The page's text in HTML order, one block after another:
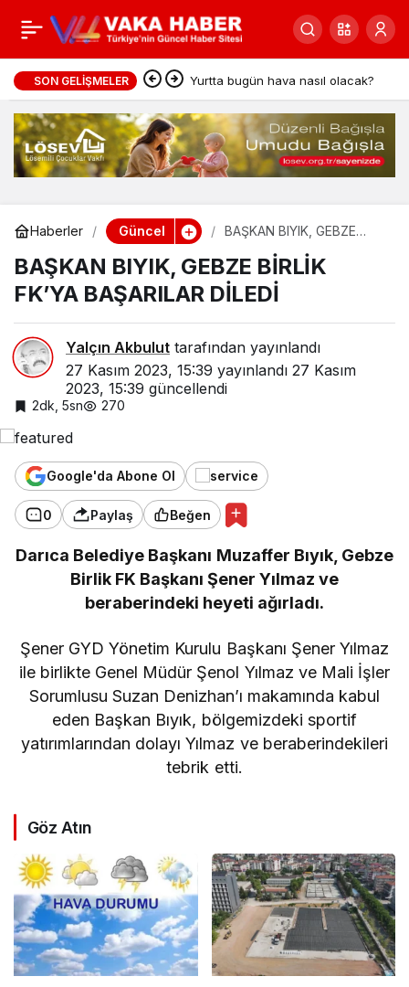
SON GELIŞMELER Yurtta bugün hava nasıl olacak?
Haberler Güncel
BAŞKAN BIYIK, GEBZE
DİLEDİ
BAŞKAN BIYIK, GEBZE BİRLİK
FK’YA BAŞARILAR DİLEDİ
Yalçın Akbulut tarafından yayınlandı
27 Kasım 2023, 15:39 yayınlandı 27 Kasım
2023, 15:39 güncellendi
2dk, 5sn 270
Google'da Abone Ol
0 Paylaş Beğen
Darıca Belediye Başkanı Muzaffer Bıyık, Gebze
Birlik FK Başkanı Şener Yılmaz ve
beraberindeki heyeti ağırladı.
Şener GYD Yönetim Kurulu Başkanı Şener Yılmaz
ile birlikte Genel Müdür Şenol Yılmaz ve Mali İşler
Sorumlusu Suzan Denizhan’ı makamında kabul
eden Başkan Bıyık, bölgemizdeki sportif
yatırımlarından dolayı Yılmaz ve beraberindekileri
tebrik etti.
Göz Atın
YORMAZ, “FİLİSTİN’DE
İNSANLIK ÖLÜYOR”
0 Paylaş